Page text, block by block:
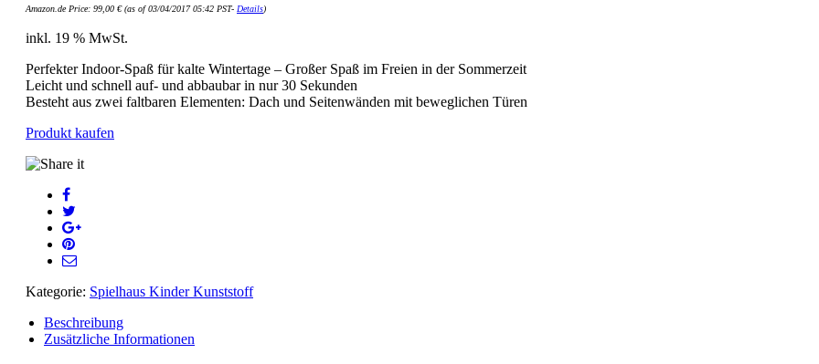
Amazon.de Price: 99,00 €(as of 03/04/2017 05:42 PST- Details)
inkl. 19 % MwSt.
Perfekter Indoor-Spaß für kalte Wintertage – Großer Spaß im Freien in der Sommerzeit
Leicht und schnell auf- und abbaubar in nur 30 Sekunden
Besteht aus zwei faltbaren Elementen: Dach und Seitenwänden mit beweglichen Türen
Produkt kaufen
Kategorie: Spielhaus Kinder Kunststoff
Beschreibung
Zusätzliche Informationen